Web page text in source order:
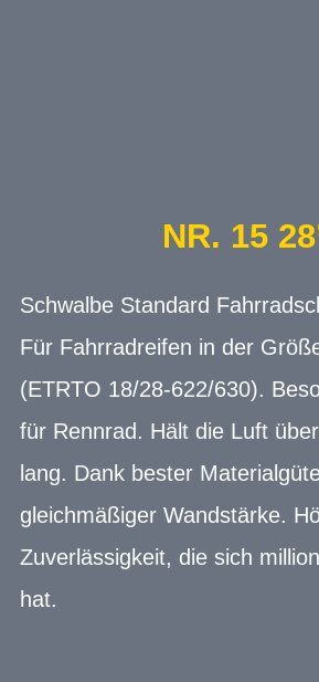
NR. 15
Schwalbe Standard
Für Fahrradreifen in der
(ETRTO 18/28-622/630).
für Rennrad. Hält die Luft
lang. Dank bester
gleichmäßiger Wandstärke.
Zuverlässigkeit, die sich
hat.